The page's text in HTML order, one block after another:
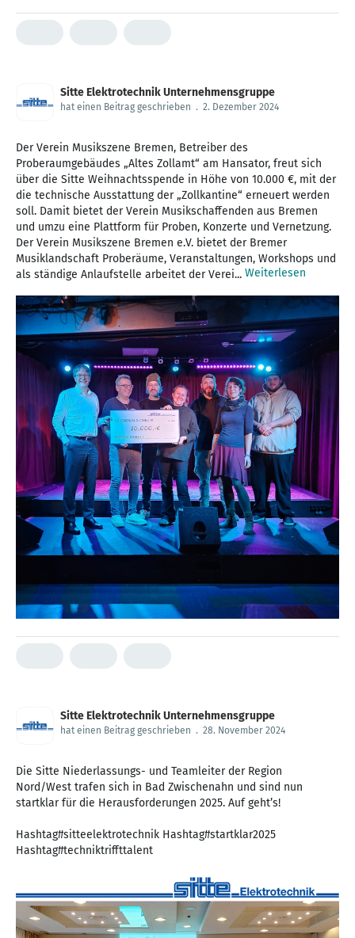
Sitte Elektrotechnik Unternehmensgruppe
hat einen Beitrag geschrieben . 2. Dezember 2024
Der Verein Musikszene Bremen, Betreiber des
Proberaumgebäudes „Altes Zollamt“ am Hansator, freut sich
über die Sitte Weihnachtsspende in Höhe von 10.000 €, mit der
die technische Ausstattung der „Zollkantine“ erneuert werden
soll. Damit bietet der Verein Musikschaffenden aus Bremen
und umzu eine Plattform für Proben, Konzerte und Vernetzung.
Der Verein Musikszene Bremen e.V. bietet der Bremer
Musiklandschaft Proberäume, Veranstaltungen, Workshops und
als ständige Anlaufstelle arbeitet der Verei... Weiterlesen
Sitte Elektrotechnik Unternehmensgruppe
hat einen Beitrag geschrieben . 28. November 2024
Die Sitte Niederlassungs- und Teamleiter der Region
Nord/West trafen sich in Bad Zwischenahn und sind nun
startklar für die Herausforderungen 2025. Auf geht’s!
Hashtag#sitteelektrotechnik Hashtag#startklar2025
Hashtag#techniktriffttalent